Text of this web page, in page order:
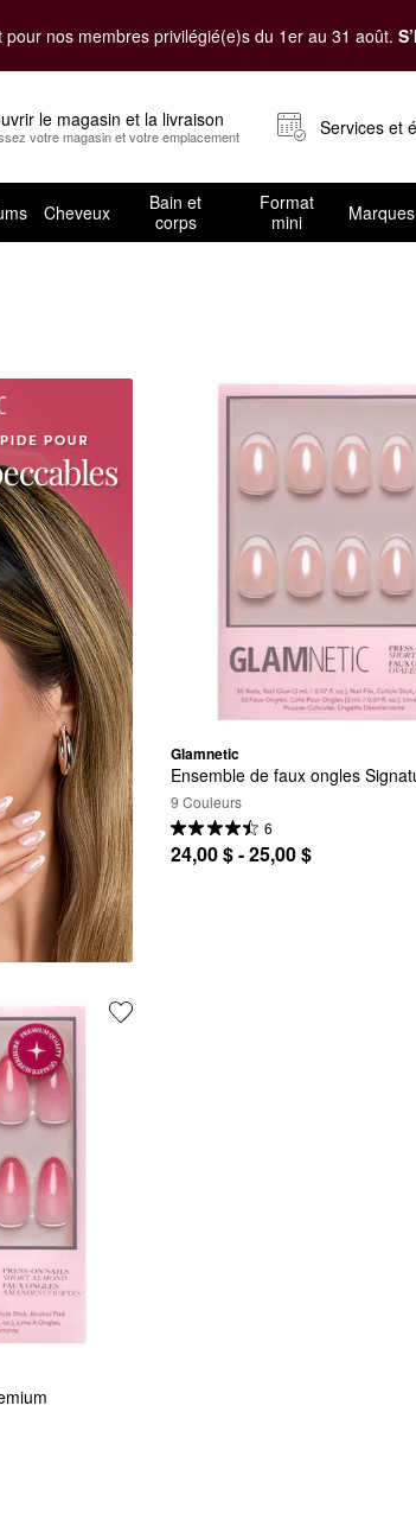
nos membres privilégié(e)s du 1er au 31 août.
le magasin et la livraison
votre magasin et votre emplacement Services et
Cheveux
Bain et
corps
Format
mini
Marques
Glamnetic
Ensemble de faux ongles
9 Couleurs
6
24,00 $ - 25,00 $